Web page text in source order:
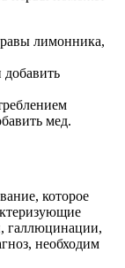
лимонника,
мед.
которое
галлюцинации,
необходим